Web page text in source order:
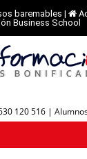
baremables |
Business School
120 516 |